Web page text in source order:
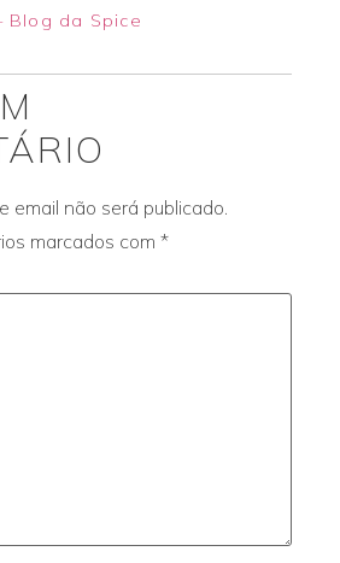
Blog da Spice
email não será publicado.
marcados com *